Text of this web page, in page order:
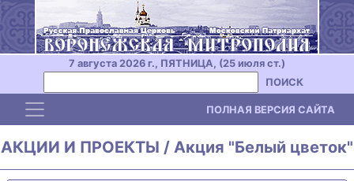
7 августа 2026 г., ПЯТНИЦА, (25 июля ст.)
ПОИСК
Toggle navigation ПОЛНАЯ ВЕРСИЯ САЙТА
АКЦИИ И ПРОЕКТЫ / Акция "Белый цветок"